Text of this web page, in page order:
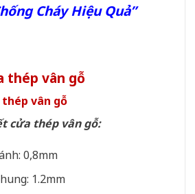
Cháy Hiệu Quả”
thép vân gỗ
thép vân gỗ
cửa thép vân gỗ:
0,8mm
1.2mm